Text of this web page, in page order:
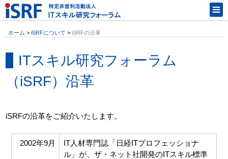
ホーム >iSRFについて >iSRFの沿革
ITスキル研究フォーラム
（iSRF）沿革
iSRFの沿革をご紹介いたします。
2002年9月
IT人材専門誌「日経ITプロフェッショナ
ル」が、ザ・ネット社開発のITスキル標準